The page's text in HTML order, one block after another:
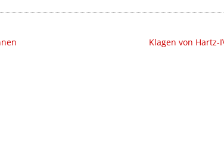
Klagen von Hartz-